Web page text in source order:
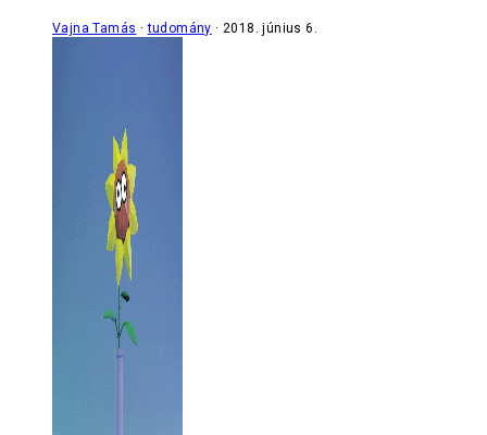
Vajna Tamás tudomány 2018. június 6.